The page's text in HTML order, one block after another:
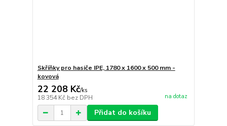
Skříňky pro hasiče IPE, 1780 x 1600 x 500 mm -
kovová
22 208 Kč/ks
18 354 Kč bez DPH na dotaz
Přidat do košíku